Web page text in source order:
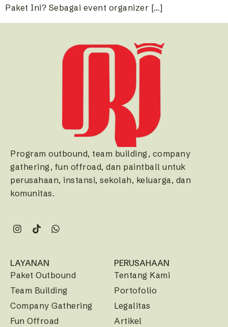
Paket Ini? Sebagai event organizer […]
Program outbound, team building, company
gathering, fun offroad, dan paintball untuk
perusahaan, instansi, sekolah, keluarga, dan
komunitas.
LAYANAN
Paket Outbound
Team Building
Company Gathering
Fun Offroad
PERUSAHAAN
Tentang Kami
Portofolio
Legalitas
Artikel